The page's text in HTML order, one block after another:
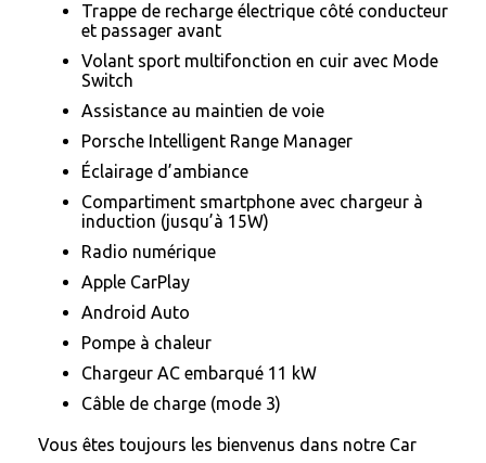
Trappe de recharge électrique côté conducteur
et passager avant
Volant sport multifonction en cuir avec Mode
Switch
Assistance au maintien de voie
Porsche Intelligent Range Manager
Éclairage d’ambiance
Compartiment smartphone avec chargeur à
induction (jusqu’à 15W)
Radio numérique
Apple CarPlay
Android Auto
Pompe à chaleur
Chargeur AC embarqué 11 kW
Câble de charge (mode 3)
Vous êtes toujours les bienvenus dans notre Car